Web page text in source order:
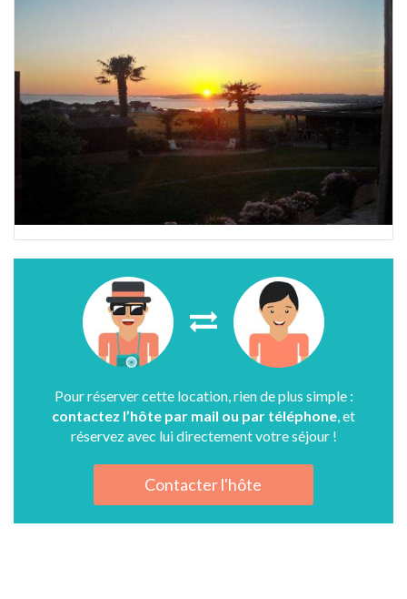
Pour réserver cette location, rien de plus simple :
contactez l’hôte par mail ou par téléphone , et
réservez avec lui directement votre séjour !
Contacter l'hôte